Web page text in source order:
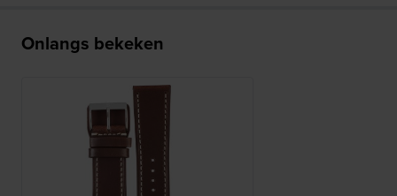
Onlangs bekeken